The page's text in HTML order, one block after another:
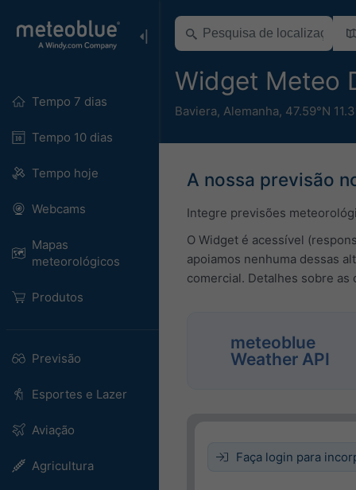
Tempo 7 dias
Tempo 10 dias
Tempo hoje
Webcams
Mapas
meteorológicos
Produtos
Previsão
Esportes e Lazer
Aviação
Agricultura
Widget Meteo
Baviera, Alemanha, 47.59°N
A nossa previsão
Integre previsões
O Widget é acessível
apoiamos nenhuma dessas
comercial. Detalhes sobre
meteoblue
Weather API
Faça login para